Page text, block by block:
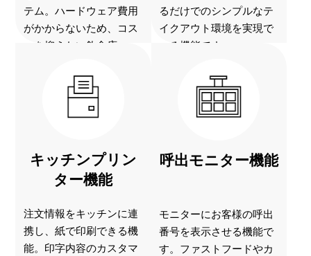
テム。ハードウェア費用
がかからないため、コス
トを抑えたい飲食店...
るだけでのシンプルなテ
イクアウト環境を実現で
きる機能です。
キッチンプリン
ター機能
注文情報をキッチンに連
携し、紙で印刷できる機
能。印字内容のカスタマ
呼出モニター機能
モニターにお客様の呼出
番号を表示させる機能で
す。ファストフードやカ